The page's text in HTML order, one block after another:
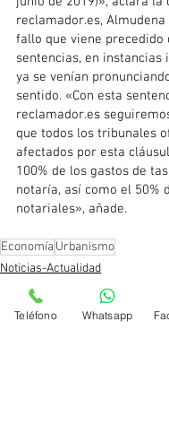
reclamador.es, Almudena
fallo que viene precedido
sentencias, en instancias
ya se venían
sentido. «Con esta
reclamador.es
que todos los tribunales
afectados por esta
100% de los gastos de
notaría, así como el 50%
notariales», añade.
Economía Urbanismo
Noticias-Actualidad
Teléfono Whatsapp